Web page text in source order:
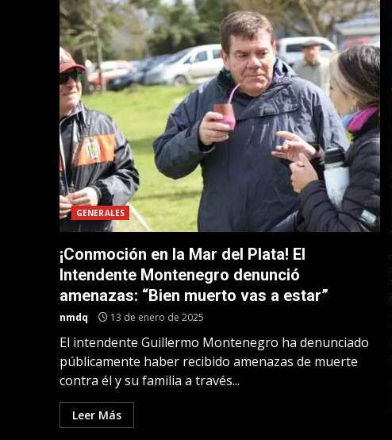
GENERALES
¡Conmoción en la Mar del Plata! El
Intendente Montenegro denunció
amenazas: “Bien muerto vas a estar”
nmdq 13 de enero de 2025
El intendente Guillermo Montenegro ha denunciado
públicamente haber recibido amenazas de muerte
contra él y su familia a través...
Leer Más